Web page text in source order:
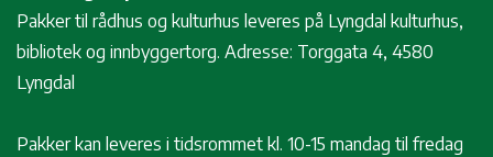
Pakker til rådhus og kulturhus leveres på Lyngdal kulturhus,
bibliotek og innbyggertorg. Adresse: Torggata 4, 4580
Lyngdal
Pakker kan leveres i tidsrommet kl. 10-15 mandag til fredag